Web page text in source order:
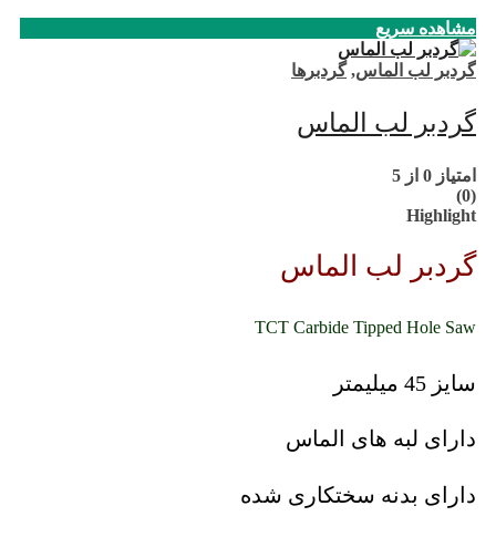
مشاهده سریع
گردبر لب الماس,گردبرها
گردبر لب الماس
امتیاز 0 از 5
(0)
Highlight
گردبر لب الماس
TCT Carbide Tipped Hole Saw
سایز 45 میلیمتر
دارای لبه های الماس
دارای بدنه سختکاری شده